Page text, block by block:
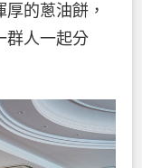
的蔥油餅，
群人一起分